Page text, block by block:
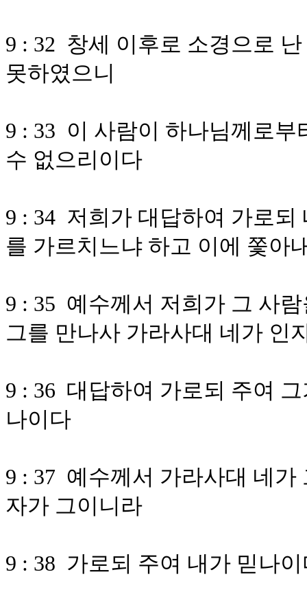
9 : 32 창세 이후로 소경으로
못하였으니
9 : 33 이 사람이 하나님께로
수 없으리이다
9 : 34 저희가 대답하여 가로
를 가르치느냐 하고 이에 쫓아
9 : 35 예수께서 저희가 그 사
그를 만나사 가라사대 네가 인
9 : 36 대답하여 가로되 주여
나이다
9 : 37 예수께서 가라사대 네
자가 그이니라
9 : 38 가로되 주여 내가 믿나